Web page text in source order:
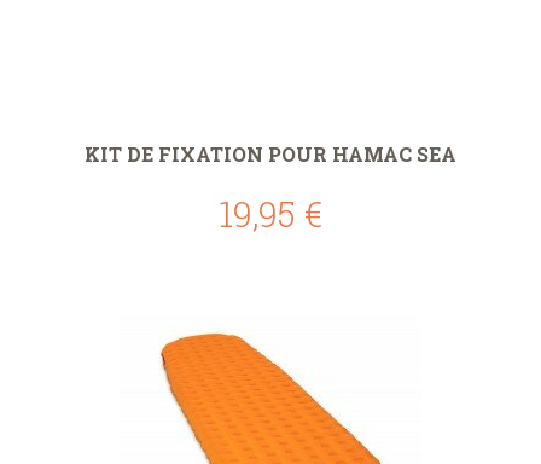
KIT DE FIXATION POUR HAMAC SEA
19,95 €